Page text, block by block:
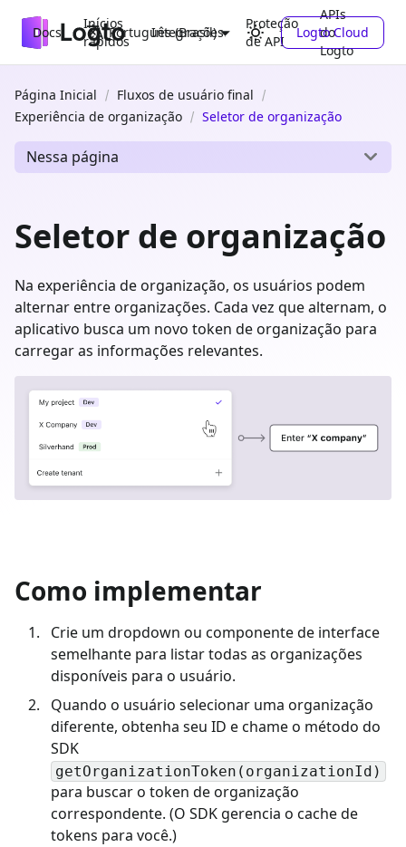
Docs
Inícios
rápidos
Integrações
Proteção
de API
APIs
do
Logto
Português (Brasil) Logto Cloud
Página Inicial
Fluxos de usuário final
Experiência de organização
Seletor de organização
Nessa página
Seletor de organização
Na experiência de organização, os usuários podem
alternar entre organizações. Cada vez que alternam, o
aplicativo busca um novo token de organização para
carregar as informações relevantes.
Como implementar
Crie um dropdown ou componente de interface
semelhante para listar todas as organizações
disponíveis para o usuário.
Quando o usuário selecionar uma organização
diferente, obtenha seu ID e chame o método do
SDK
getOrganizationToken(organizationId)
para buscar o token de organização
correspondente. (O SDK gerencia o cache de
tokens para você.)